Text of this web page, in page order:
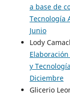
a base de
Tecnología
Junio
Lody
y
Diciembre
Glicerio